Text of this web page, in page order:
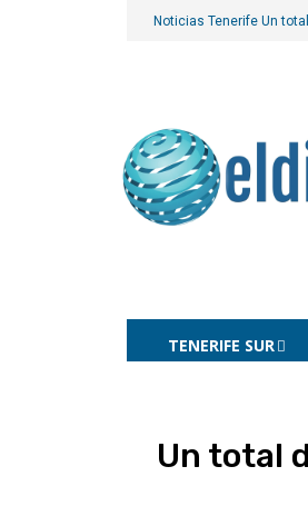
Noticias Tenerife Un
TENERIFE SUR
Un total